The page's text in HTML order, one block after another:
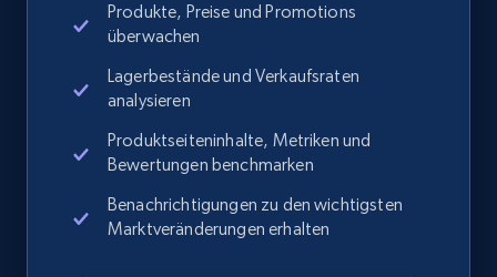
Produkte, Preise und Promotions
überwachen
Lagerbestände und Verkaufsraten
analysieren
Produktseiteninhalte, Metriken und
Bewertungen benchmarken
Benachrichtigungen zu den wichtigsten
Marktveränderungen erhalten